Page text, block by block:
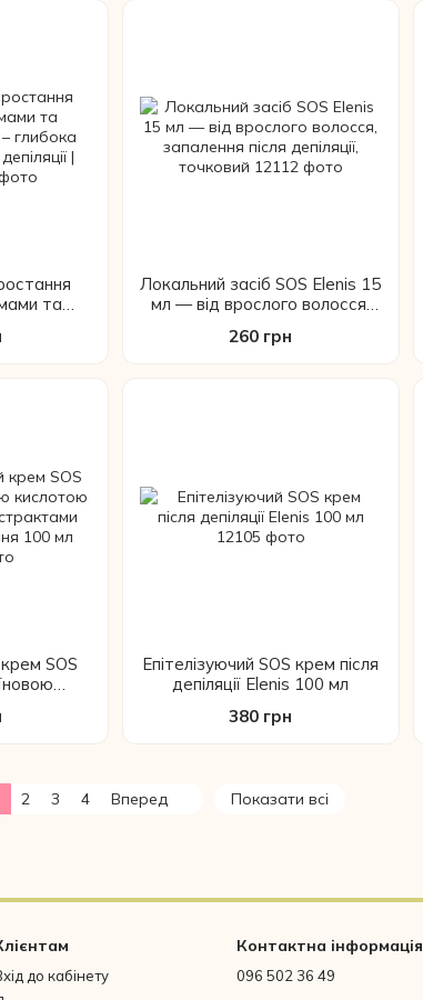
та
|
Локальний засіб SOS Elenis 15
мл — від врослого волосся,
точковий
260 грн
SOS
мл
Епітелізуючий SOS крем після
депіляції Elenis 100 мл
380 грн
2 3 4 Вперед Показати всі
до кабінету
Контактна інформація
096 502 36 49